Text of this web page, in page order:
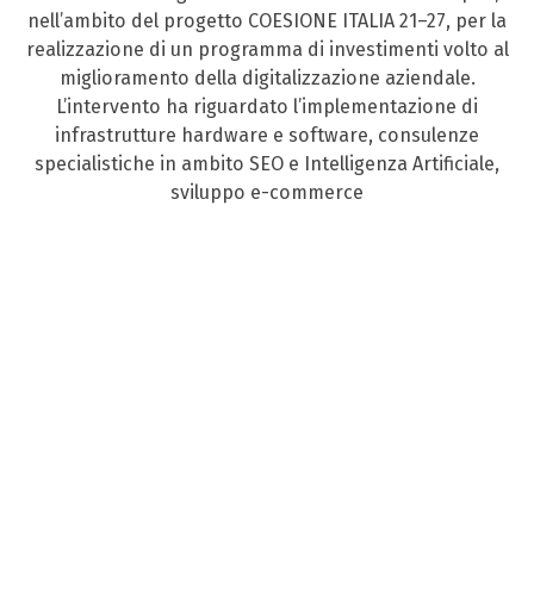
nell’ambito del progetto COESIONE ITALIA 21–27, per la
realizzazione di un programma di investimenti volto al
miglioramento della digitalizzazione aziendale.
L’intervento ha riguardato l’implementazione di
infrastrutture hardware e software, consulenze
specialistiche in ambito SEO e Intelligenza Artificiale,
sviluppo e-commerce